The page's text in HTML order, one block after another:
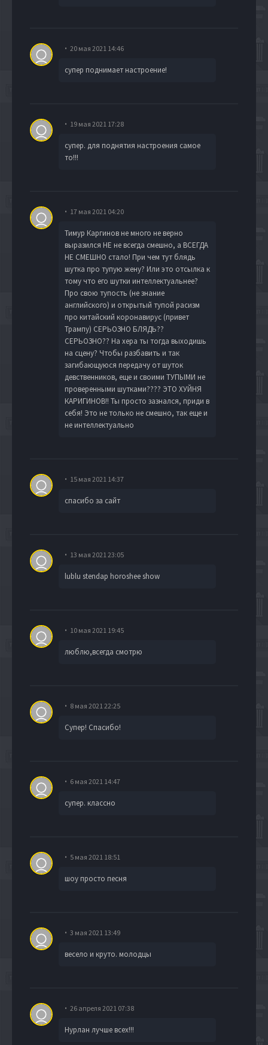
20 мая 2021 14:46
супер поднимает настроение!
19 мая 2021 17:28
супер. для поднятия настроения самое
то!!!
17 мая 2021 04:20
Тимур Каргинов не много не верно
выразился НЕ не всегда смешно, а ВСЕГДА
НЕ СМЕШНО стало! При чем тут блядь
шутка про тупую жену? Или это отсылка к
тому что его шутки интеллектуальнее?
Про свою тупость (не знание
английского) и открытый тупой расизм
про китайский коронавирус (привет
Трампу) СЕРЬОЗНО БЛЯДЬ??
СЕРЬОЗНО?? На хера ты тогда выходишь
на сцену? Чтобы разбавить и так
загибающуюся передачу от шуток
девственников, еще и своими ТУПЫМИ не
проверенными шутками???? ЭТО ХУЙНЯ
КАРИГИНОВ!! Ты просто зазнался, приди в
себя! Это не только не смешно, так еще и
не интеллектуально
15 мая 2021 14:37
спасибо за сайт
13 мая 2021 23:05
lublu stendap horoshee show
10 мая 2021 19:45
люблю,всегда смотрю
8 мая 2021 22:25
Супер! Спасибо!
6 мая 2021 14:47
супер. классно
5 мая 2021 18:51
шоу просто песня
3 мая 2021 13:49
весело и круто. молодцы
26 апреля 2021 07:38
Нурлан лучше всех!!!